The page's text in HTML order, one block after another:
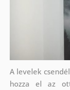
A levelek
hozza el az